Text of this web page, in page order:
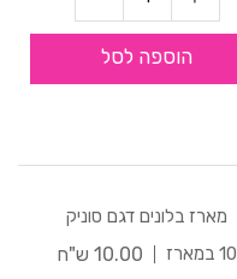
הוספה לסל
מארז בלונים דגם סוניק
10 במארז
10.00 ש"ח